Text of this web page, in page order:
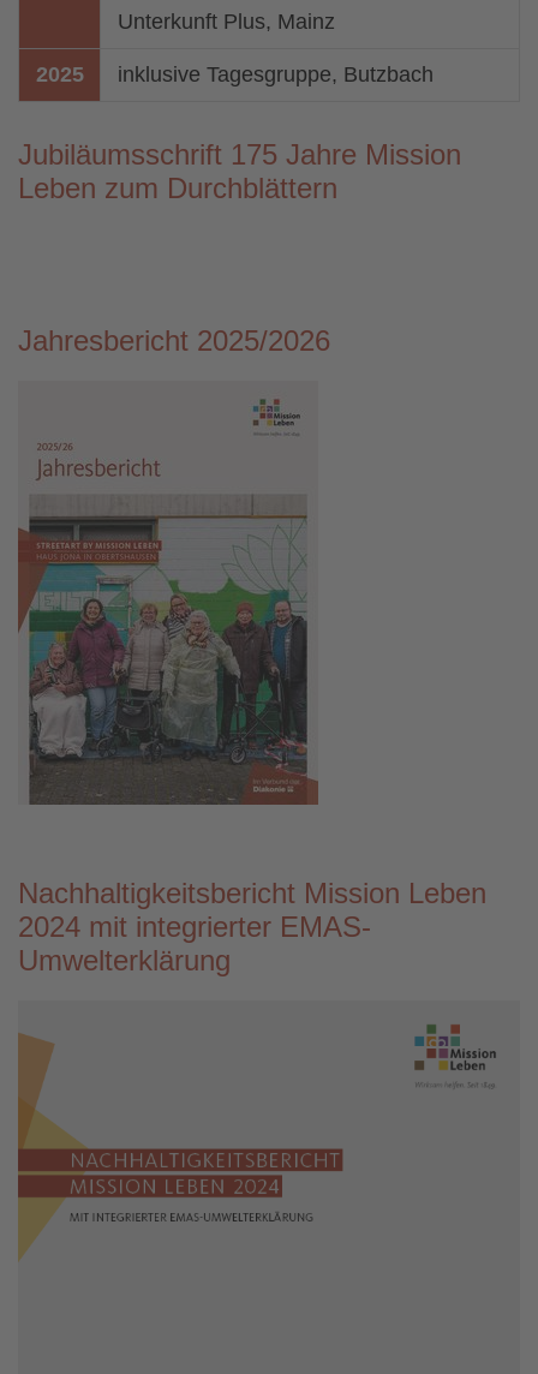
Unterkunft Plus, Mainz
2025 inklusive Tagesgruppe, Butzbach
Jubiläumsschrift 175 Jahre Mission
Leben zum Durchblättern
Jahresbericht 2025/2026
Nachhaltigkeitsbericht Mission Leben
2024 mit integrierter EMAS-
Umwelterklärung